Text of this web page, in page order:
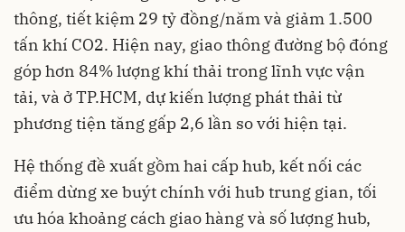
thông, tiết kiệm 29 tỷ đồng/năm và giảm 1.500
tấn khí CO2. Hiện nay, giao thông đường bộ đóng
góp hơn 84% lượng khí thải trong lĩnh vực vận
tải, và ở TP.HCM, dự kiến lượng phát thải từ
phương tiện tăng gấp 2,6 lần so với hiện tại.
Hệ thống đề xuất gồm hai cấp hub, kết nối các
điểm dừng xe buýt chính với hub trung gian, tối
ưu hóa khoảng cách giao hàng và số lượng hub,